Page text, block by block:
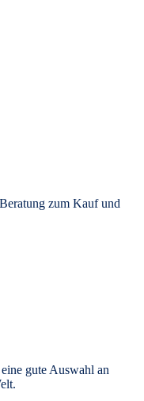
zum Kauf und
eine gute Auswahl an